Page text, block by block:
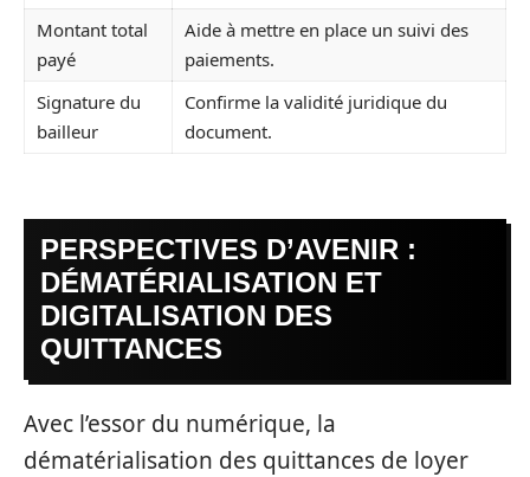
Montant total
payé
Aide à mettre en place un suivi des
paiements.
Signature du
bailleur
Confirme la validité juridique du
document.
PERSPECTIVES D’AVENIR :
DÉMATÉRIALISATION ET
DIGITALISATION DES
QUITTANCES
Avec l’essor du numérique, la
dématérialisation des quittances de loyer